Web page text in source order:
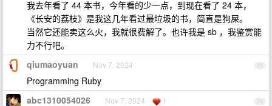
我去年看了 44 本书，今年看的少一点，到现在看了 24 本，
《长安的荔枝》是我这几年看过最垃圾的书，简直是狗屎。
当然它还能卖这么火，我就很费解了。也许我是 sb ，我鉴赏能
力不行吧。
73
qiumaoyuan Nov 7, 2024
Programming Ruby
74
abc1310054026 Nov 7, 2024 1